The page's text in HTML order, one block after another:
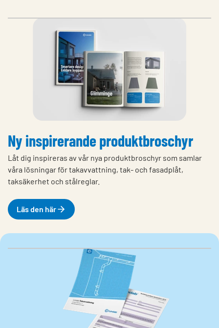
Ny inspirerande produktbroschyr
Låt dig inspireras av vår nya produktbroschyr som samlar
våra lösningar för takavvattning, tak- och fasadplåt,
taksäkerhet och stålreglar.
Läs den här